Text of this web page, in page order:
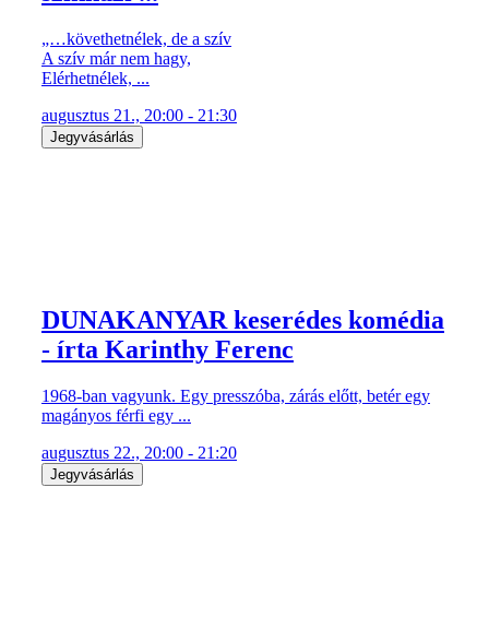
„…követhetnélek, de a szív
A szív már nem hagy,
Elérhetnélek, ...
augusztus 21., 20:00 - 21:30
Jegyvásárlás
DUNAKANYAR keserédes komédia
- írta Karinthy Ferenc
1968-ban vagyunk. Egy presszóba, zárás előtt, betér egy
magányos férfi egy ...
augusztus 22., 20:00 - 21:20
Jegyvásárlás